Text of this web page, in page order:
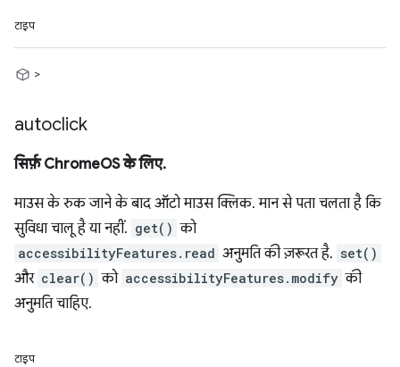
टाइप
>
autoclick
सिर्फ़ ChromeOS के लिए.
माउस के रुक जाने के बाद ऑटो माउस क्लिक. मान से पता चलता है कि
सुविधा चालू है या नहीं. get() को
accessibilityFeatures.read अनुमति की ज़रूरत है. set()
और clear() को accessibilityFeatures.modify की
अनुमति चाहिए.
टाइप